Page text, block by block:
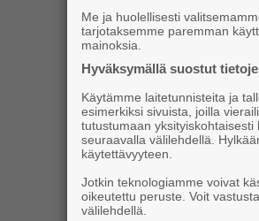
Me ja huolellisesti
tarjotaksemme paremman
mainoksia.
Hyväksymällä suostut
Käytämme laitetunnisteita ja
esimerkiksi sivuista, joilla
tutustumaan
seuraavalla välilehdellä.
käytettävyyteen.
Jotkin teknologiamme voivat
oikeutettu peruste. Voit
välilehdellä.